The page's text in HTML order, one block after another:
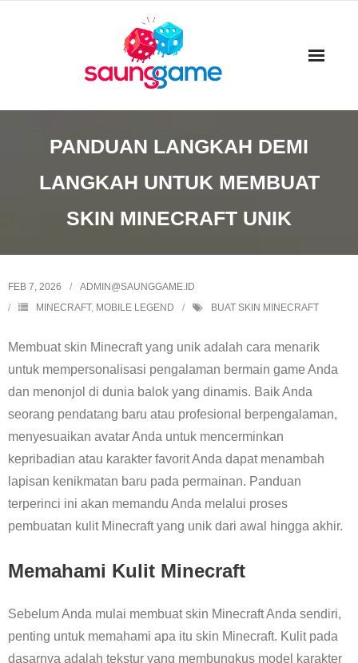
PANDUAN LANGKAH DEMI
LANGKAH UNTUK MEMBUAT
SKIN MINECRAFT UNIK
FEB 7, 2026
ADMIN@SAUNGGAME.ID
MINECRAFT, MOBILE LEGEND BUAT SKIN MINECRAFT
Membuat skin Minecraft yang unik adalah cara menarik
untuk mempersonalisasi pengalaman bermain game Anda
dan menonjol di dunia balok yang dinamis. Baik Anda
seorang pendatang baru atau profesional berpengalaman,
menyesuaikan avatar Anda untuk mencerminkan
kepribadian atau karakter favorit Anda dapat menambah
lapisan kenikmatan baru pada permainan. Panduan
terperinci ini akan memandu Anda melalui proses
pembuatan kulit Minecraft yang unik dari awal hingga akhir.
Memahami Kulit Minecraft
Sebelum Anda mulai membuat skin Minecraft Anda sendiri,
penting untuk memahami apa itu skin Minecraft. Kulit pada
dasarnya adalah tekstur yang membungkus model karakter